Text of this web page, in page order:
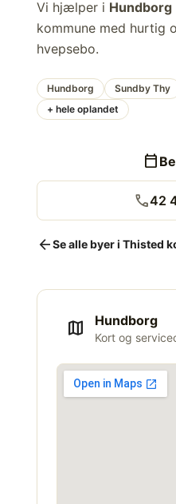
Vi hjælper i Hundborg
kommune med hurtig
hvepsebo.
Hundborg Sundby Thy
+ hele oplandet
calendar_today
call42
arrow_backSe alle byer i Thisted
map Hundborg
Kort og